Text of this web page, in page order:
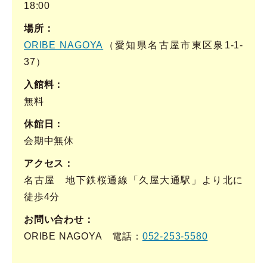
18:00
場所
ORIBE NAGOYA （愛知県名古屋市東区泉1-1-
37）
入館料
無料
休館日
会期中無休
アクセス
名古屋 地下鉄桜通線「久屋大通駅」より北に
徒歩4分
お問い合わせ
ORIBE NAGOYA 電話： 052-253-5580